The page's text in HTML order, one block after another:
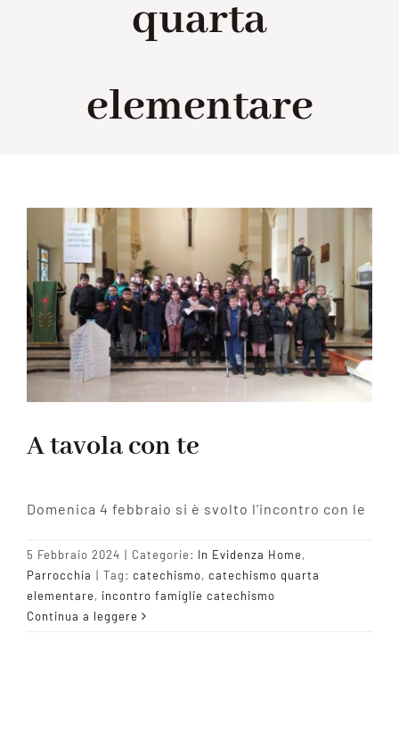
quarta
elementare
A tavola con te
Domenica 4 febbraio si è svolto l'incontro con le
5 Febbraio 2024 | Categorie: In Evidenza Home,
Parrocchia | Tag: catechismo, catechismo quarta
elementare, incontro famiglie catechismo
Continua a leggere